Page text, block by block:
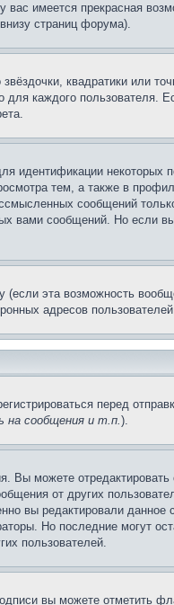
вас имеется прекрасная
страниц форума).
квадратики или
каждого пользователя.
идентификации некоторых
тем, а также в
сообщений
вами сообщений. Но если
(если эта возможность
адресов
перед
на сообщения и т.п.).
Вы можете
от других
вы редактировали
Но последние могут
пользователей.
вы можете отметить